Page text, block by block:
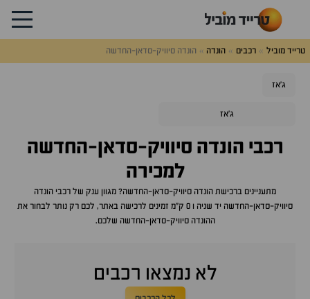
טרייד מוביל רכבים הונדה הונדה סיוויק-סדאן-החדשה
ג'אז
ג'אז
רכבי הונדה סיוויק-סדאן-החדשה
למכירה
מתעניינים ברכישת הונדה סיוויק-סדאן-החדשה? מגוון ענק של רכבי הונדה
סיוויק-סדאן-החדשה
יד שניה ו 0 ק"מ זמינים לרכישה באתר, לכם רק נותר לבחור את
ההונדה סיוויק-סדאן-החדשה שלכם.
לא נמצאו רכבים